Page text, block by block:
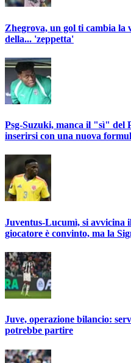
Zhegrova, un gol ti cambia la
della... 'zeppetta'
Psg-Suzuki, manca il "sì" del
inserirsi con una nuova
Juventus-Lucumì, si avvicina
giocatore è convinto, ma la
Juve, operazione bilancio:
potrebbe partire